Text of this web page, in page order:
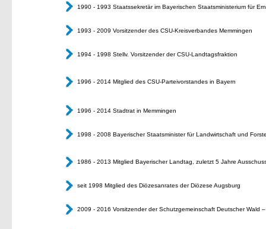
1990 - 1993 Staatssekretär im Bayerischen Staatsministerium für
1993 - 2009 Vorsitzender des CSU-Kreisverbandes Memmingen
1994 - 1998 Stellv. Vorsitzender der CSU-Landtagsfraktion
1996 - 2014 Mitglied des CSU-Parteivorstandes in Bayern
1996 - 2014 Stadtrat in Memmingen
1998 - 2008 Bayerischer Staatsminister für Landwirtschaft und
1986 - 2013 Mitglied Bayerischer Landtag, zuletzt 5 Jahre
seit 1998 Mitglied des Diözesanrates der Diözese Augsburg
2009 - 2016 Vorsitzender der Schutzgemeinschaft Deutscher Wald